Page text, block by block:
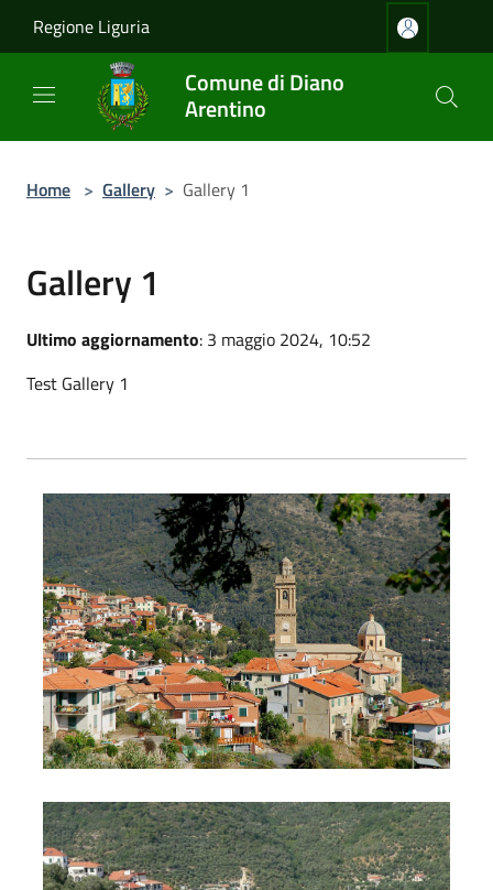
Regione Liguria
Comune di Diano
Arentino
Home > Gallery > Gallery 1
Gallery 1
Ultimo aggiornamento: 3 maggio 2024, 10:52
Test Gallery 1
foto1
test2